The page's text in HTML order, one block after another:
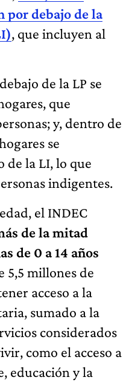
por debajo de la
, que incluyen al
de la LP se
que
y, dentro de
se
de la LI, lo que
indigentes.
el INDEC
de la mitad
de 0 a 14 años
5,5 millones de
acceso a la
sumado a la
considerados
como el acceso a
educación y la